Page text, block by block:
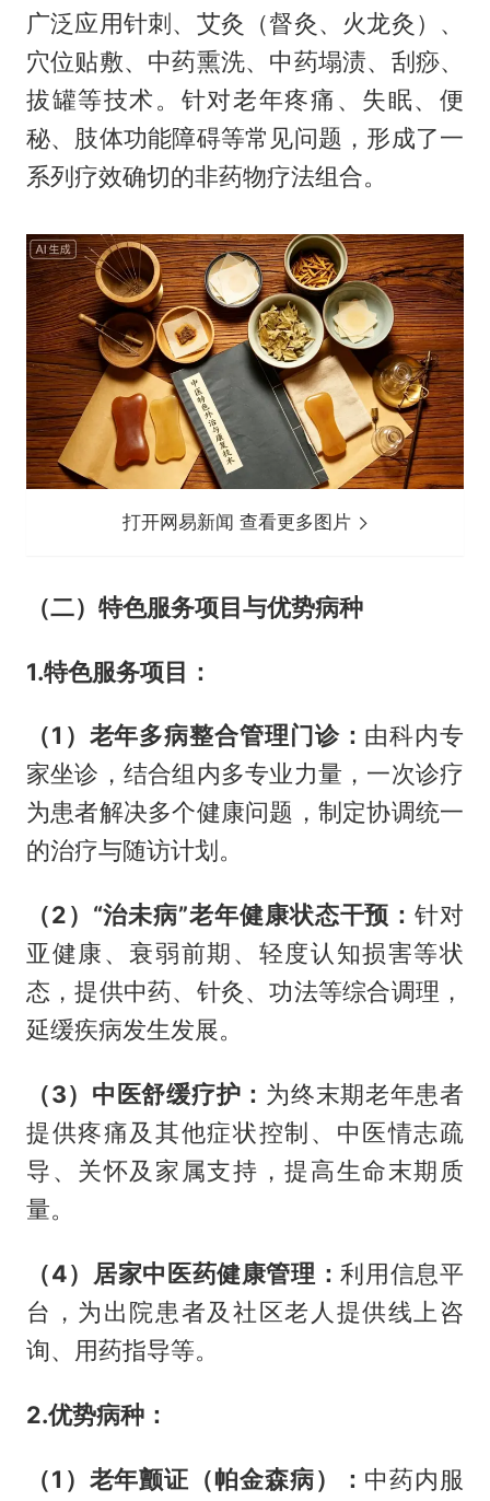
广泛应用针刺、艾灸（督灸、火龙灸）、
穴位贴敷、中药熏洗、中药塌渍、刮痧、
拔罐等技术。针对老年疼痛、失眠、便
秘、肢体功能障碍等常见问题，形成了一
系列疗效确切的非药物疗法组合。
打开网易新闻 查看更多图片
（二）特色服务项目与优势病种
1.特色服务项目：
（1）老年多病整合管理门诊： 由科内专
家坐诊，结合组内多专业力量，一次诊疗
为患者解决多个健康问题，制定协调统一
的治疗与随访计划。
（2）“治未病”老年健康状态干预：针对
亚健康、衰弱前期、轻度认知损害等状
态，提供中药、针灸、功法等综合调理，
延缓疾病发生发展。
（3）中医舒缓疗护： 为终末期老年患者
提供疼痛及其他症状控制、中医情志疏
导、关怀及家属支持，提高生命末期质
量。
（4）居家中医药健康管理：利用信息平
台，为出院患者及社区老人提供线上咨
询、用药指导等。
2.优势病种：
（1）老年颤证（帕金森病）： 中药内服